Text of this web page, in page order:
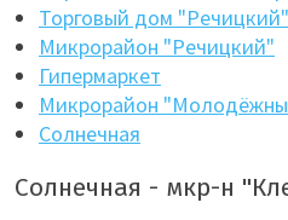
Торговый дом "Речицкий"
Микрорайон "Речицкий"
Гипермаркет
Микрорайон
Солнечная
Солнечная - мкр-н